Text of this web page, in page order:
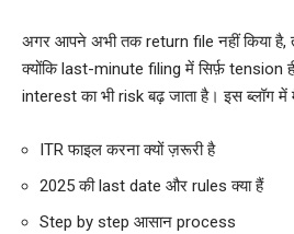
अगर आपने अभी तक return file नहीं किया है,
क्योंकि last-minute filing में सिर्फ़ tension
interest का भी risk बढ़ जाता है। इस ब्लॉग में
ITR फाइल करना क्यों ज़रूरी है
2025 की last date और rules क्या हैं
Step by step आसान process